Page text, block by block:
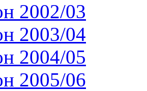
2002/03
2003/04
2004/05
2005/06